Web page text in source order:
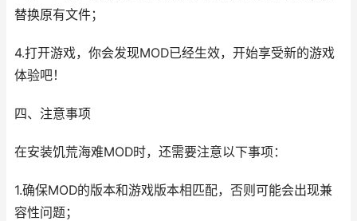
替换原有文件；
4.打开游戏，你会发现MOD已经生效，开始享受新的游戏
体验吧！
四、注意事项
在安装饥荒海难MOD时，还需要注意以下事项：
1.确保MOD的版本和游戏版本相匹配，否则可能会出现兼
容性问题；